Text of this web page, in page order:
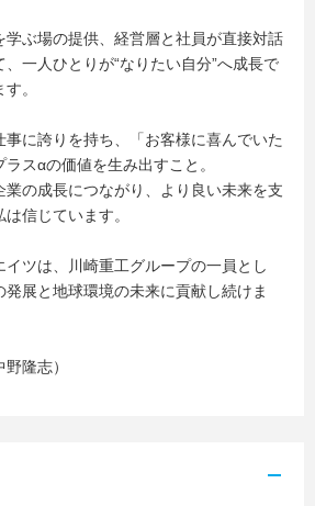
学ぶ場の提供、経営層と社員が直接対話
一人ひとりが“なりたい自分”へ成長で
。
事に誇りを持ち、「お客様に喜んでいた
スαの価値を生み出すこと。
業の成長につながり、より良い未来を支
信じています。
イツは、川崎重工グループの一員とし
展と地球環境の未来に貢献し続けま
隆志）